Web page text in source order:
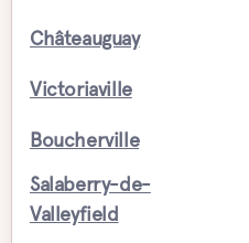
Châteauguay
Victoriaville
Boucherville
Salaberry-de-
Valleyfield